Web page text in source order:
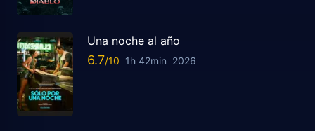
Una noche al año
6.7 1h 42min 2026